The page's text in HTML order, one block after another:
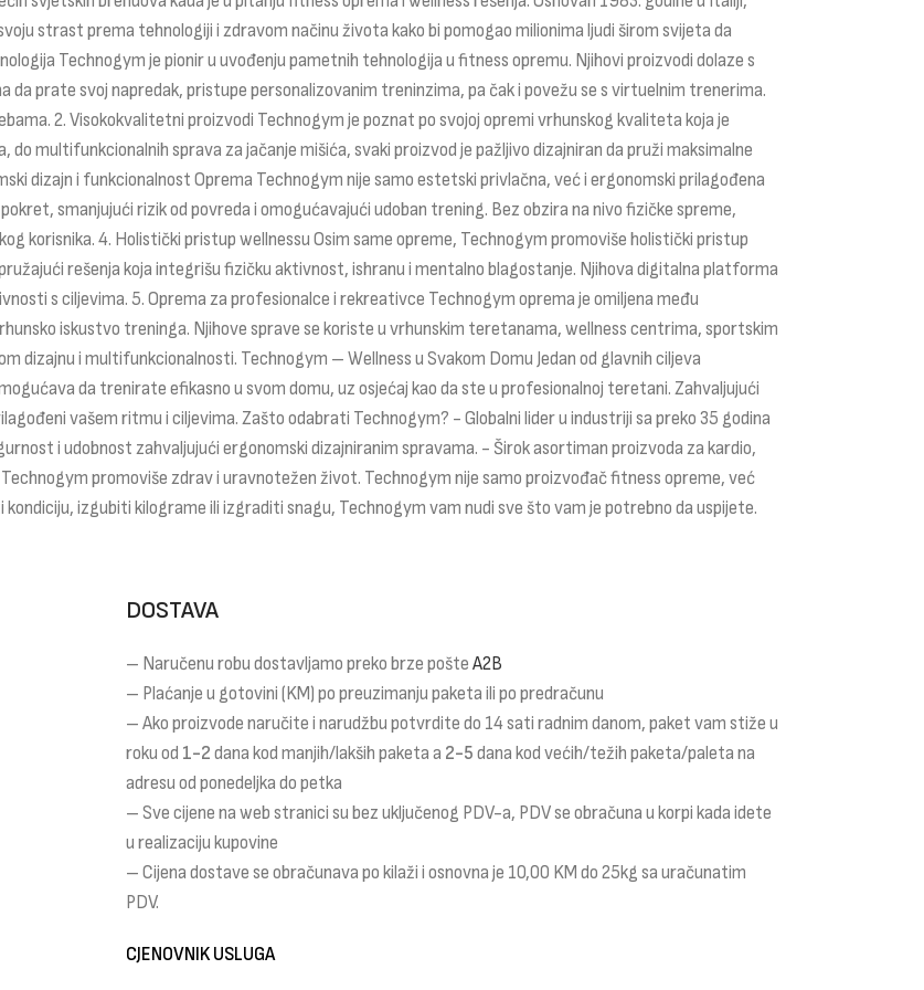
strast prema tehnologiji i zdravom načinu života kako bi pomogao milionima ljudi širom svijeta da
Technogym je pionir u uvođenju pametnih tehnologija u fitness opremu. Njihovi proizvodi dolaze s
prate svoj napredak, pristupe personalizovanim treninzima, pa čak i povežu se s virtuelnim trenerima.
2. Visokokvalitetni proizvodi Technogym je poznat po svojoj opremi vrhunskog kvaliteta koja je
multifunkcionalnih sprava za jačanje mišića, svaki proizvod je pažljivo dizajniran da pruži maksimalne
dizajn i funkcionalnost Oprema Technogym nije samo estetski privlačna, već i ergonomski prilagođena
smanjujući rizik od povreda i omogućavajući udoban trening. Bez obzira na nivo fizičke spreme,
korisnika. 4. Holistički pristup wellnessu Osim same opreme, Technogym promoviše holistički pristup
rešenja koja integrišu fizičku aktivnost, ishranu i mentalno blagostanje. Njihova digitalna platforma
s ciljevima. 5. Oprema za profesionalce i rekreativce Technogym oprema je omiljena među
iskustvo treninga. Njihove sprave se koriste u vrhunskim teretanama, wellness centrima, sportskim
dizajnu i multifunkcionalnosti. Technogym – Wellness u Svakom Domu Jedan od glavnih ciljeva
da trenirate efikasno u svom domu, uz osjećaj kao da ste u profesionalnoj teretani. Zahvaljujući
vašem ritmu i ciljevima. Zašto odabrati Technogym? - Globalni lider u industriji sa preko 35 godina
i udobnost zahvaljujući ergonomski dizajniranim spravama. - Širok asortiman proizvoda za kardio,
promoviše zdrav i uravnotežen život. Technogym nije samo proizvođač fitness opreme, već
izgubiti kilograme ili izgraditi snagu, Technogym vam nudi sve što vam je potrebno da uspijete.
DOSTAVA
– Naručenu robu dostavljamo preko brze pošte A2B
– Plaćanje u gotovini (KM) po preuzimanju paketa ili po predračunu
– Ako proizvode naručite i narudžbu potvrdite do 14 sati radnim danom, paket vam stiže u
roku od 1-2 dana kod manjih/lakših paketa a 2-5 dana kod većih/težih paketa/paleta na
adresu od ponedeljka do petka
– Sve cijene na web stranici su bez uključenog PDV-a, PDV se obračuna u korpi kada idete
u realizaciju kupovine
– Cijena dostave se obračunava po kilaži i osnovna je 10,00 KM do 25kg sa uračunatim
PDV.
CJENOVNIK USLUGA